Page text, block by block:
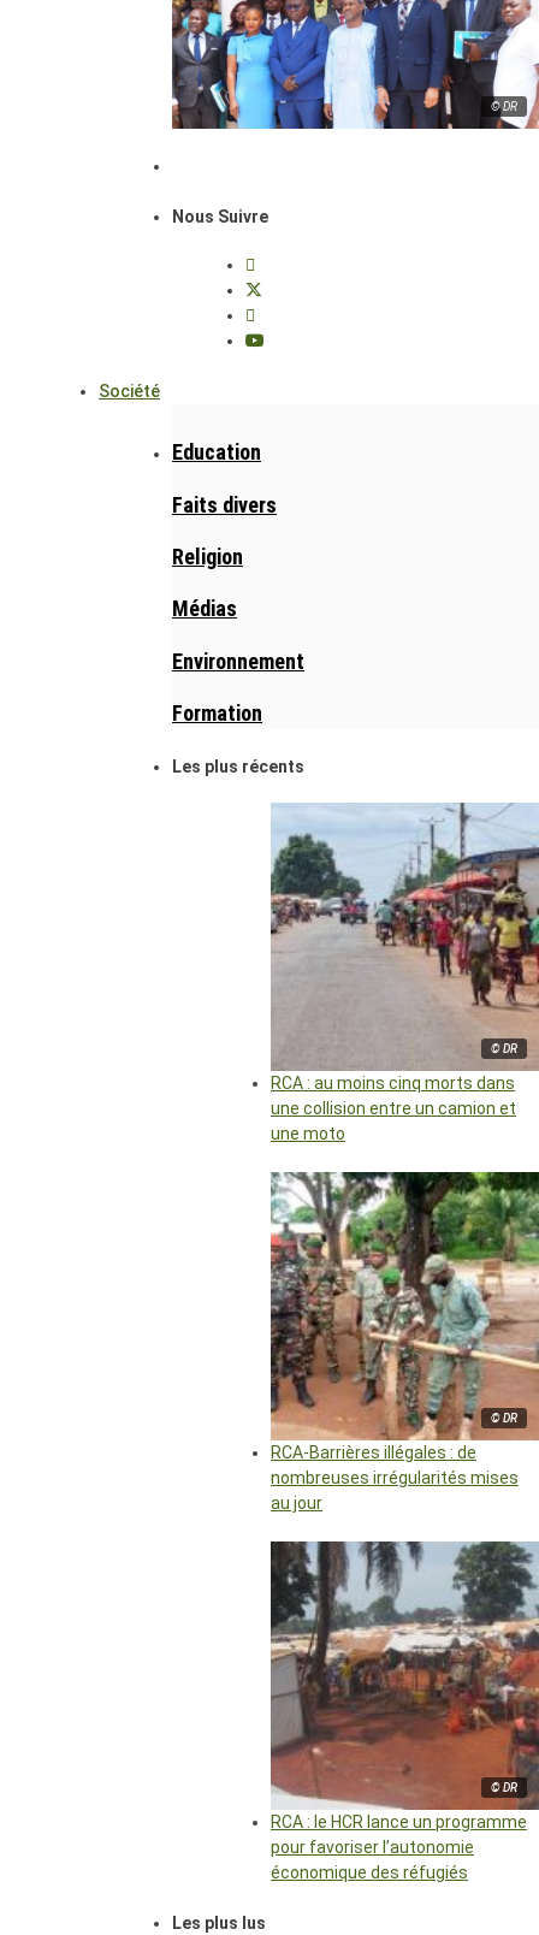
© DR
Nous Suivre
Société
Education
Faits divers
Religion
Médias
Environnement
Formation
Les plus récents
© DR
RCA : au moins cinq morts dans
une collision entre un camion et
une moto
© DR
RCA-Barrières illégales : de
nombreuses irrégularités mises
au jour
© DR
RCA : le HCR lance un programme
pour favoriser l’autonomie
économique des réfugiés
Les plus lus